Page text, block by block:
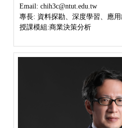
Email: chih3c@ntut.edu.tw
專長: 資料探勘、深度學習、應
授課模組 :商業決策分析